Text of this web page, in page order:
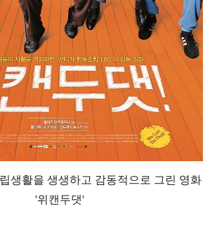
생활을 생생하고 감동적으로 그린 영화
'위캔두댓'